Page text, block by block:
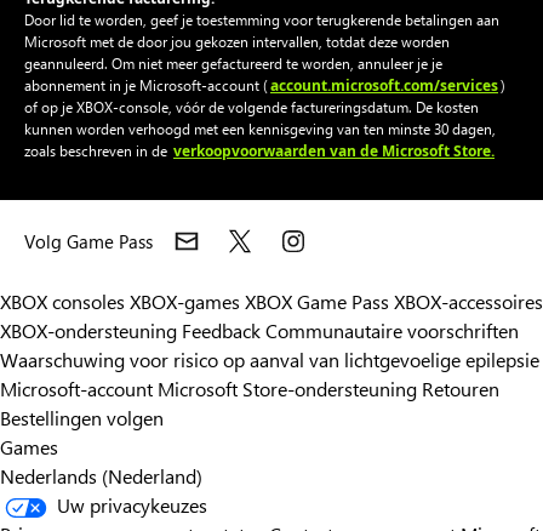
Door lid te worden, geef je toestemming voor terugkerende betalingen aan
Microsoft met de door jou gekozen intervallen, totdat deze worden
geannuleerd. Om niet meer gefactureerd te worden, annuleer je je
abonnement in je Microsoft-account (account.microsoft.com/services)
of op je XBOX-console, vóór de volgende factureringsdatum. De kosten
kunnen worden verhoogd met een kennisgeving van ten minste 30 dagen,
zoals beschreven in de verkoopvoorwaarden van de Microsoft Store.
Volg Game Pass
XBOX consoles XBOX-games XBOX Game Pass XBOX-accessoires
XBOX-ondersteuning FeedbackCommunautaire voorschriften
Waarschuwing voor risico op aanval van lichtgevoelige epilepsie
Microsoft-account Microsoft Store-ondersteuning Retouren
Bestellingen volgen
Games
Nederlands (Nederland)
Uw privacykeuzes